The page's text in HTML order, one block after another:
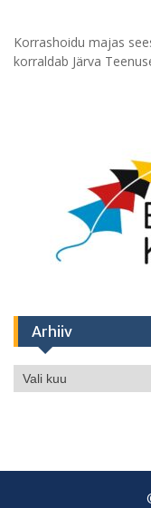
Korrashoidu majas
korraldab Järva
Arhiiv
Arhiiv